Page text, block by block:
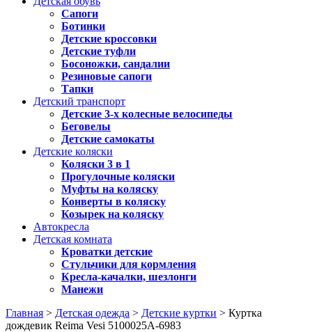
Сапоги
Ботинки
Детские кроссовки
Детские туфли
Босоножки, сандалии
Резиновые сапоги
Тапки
Детский транспорт
Детские 3-х колесные велосипеды
Беговелы
Детские самокаты
Детские коляски
Коляски 3 в 1
Прогулочные коляски
Муфты на коляску
Конверты в коляску
Козырек на коляску
Автокресла
Детская комната
Кроватки детские
Стульчики для кормления
Кресла-качалки, шезлонги
Манежи
Главная > Детская одежда > Детские куртки > Куртка
дождевик Reimа Vesi 5100025A-6983